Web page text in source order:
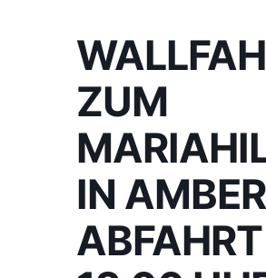
ZUM
IN
ABFAHRT